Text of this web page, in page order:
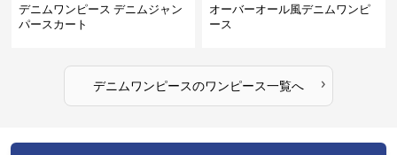
デニムワンピース デニムジャン
パースカート
オーバーオール風デニムワンピ
ース
デニムワンピースのワンピース一覧へ ›